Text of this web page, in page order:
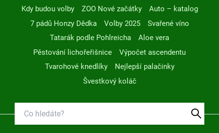
Kdy budou volby
ZOO Nové začátky
Auto – katalog
7 pádů Honzy Dědka
Volby 2025
Svařené víno
Tatarák podle Pohlreicha
Aloe vera
Pěstování lichořeřišnice
Výpočet ascendentu
Tvarohové knedlíky
Nejlepší palačinky
Švestkový koláč